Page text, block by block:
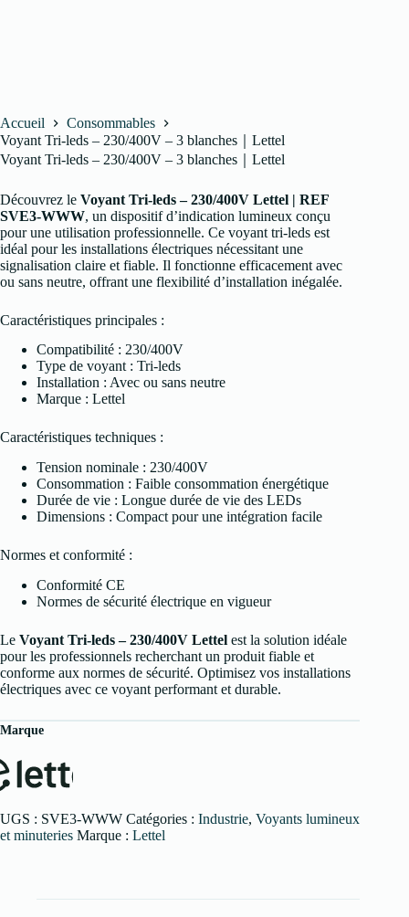
Accueil
Consommables
Voyant Tri-leds – 230/400V – 3 blanches｜Lettel
Voyant Tri-leds – 230/400V – 3 blanches｜Lettel
Découvrez le Voyant Tri-leds – 230/400V Lettel | REF
SVE3-WWW, un dispositif d’indication lumineux conçu
pour une utilisation professionnelle. Ce voyant tri-leds est
idéal pour les installations électriques nécessitant une
signalisation claire et fiable. Il fonctionne efficacement avec
ou sans neutre, offrant une flexibilité d’installation inégalée.
Caractéristiques principales :
Compatibilité : 230/400V
Type de voyant : Tri-leds
Installation : Avec ou sans neutre
Marque : Lettel
Caractéristiques techniques :
Tension nominale : 230/400V
Consommation : Faible consommation énergétique
Durée de vie : Longue durée de vie des LEDs
Dimensions : Compact pour une intégration facile
Normes et conformité :
Conformité CE
Normes de sécurité électrique en vigueur
Le Voyant Tri-leds – 230/400V Lettel est la solution idéale
pour les professionnels recherchant un produit fiable et
conforme aux normes de sécurité. Optimisez vos installations
électriques avec ce voyant performant et durable.
Marque
UGS : SVE3-WWW Catégories : Industrie, Voyants lumineux
et minuteries Marque : Lettel